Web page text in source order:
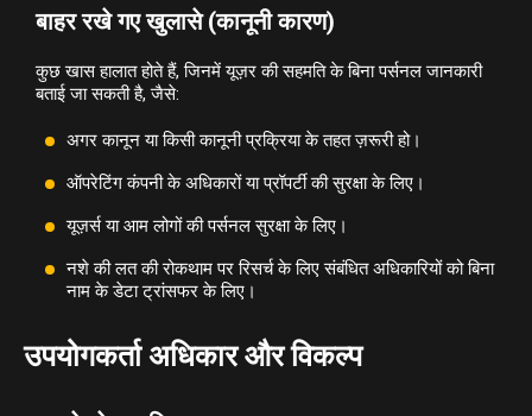
बाहर रखे गए खुलासे (कानूनी कारण)
कुछ खास हालात होते हैं, जिनमें यूज़र की सहमति के बिना पर्सनल जानकारी
बताई जा सकती है, जैसे:
अगर कानून या किसी कानूनी प्रक्रिया के तहत ज़रूरी हो।
ऑपरेटिंग कंपनी के अधिकारों या प्रॉपर्टी की सुरक्षा के लिए।
यूज़र्स या आम लोगों की पर्सनल सुरक्षा के लिए।
नशे की लत की रोकथाम पर रिसर्च के लिए संबंधित अधिकारियों को बिना
नाम के डेटा ट्रांसफर के लिए।
उपयोगकर्ता अधिकार और विकल्प